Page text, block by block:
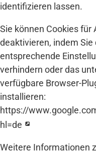
identifizieren lassen.
Sie können Cookies
deaktivieren, indem Sie
entsprechende
verhindern oder das
verfügbare Browser-
installieren:
https://
hl=de
Weitere Informationen